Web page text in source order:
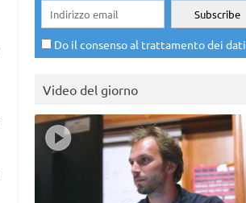
Do il consenso al trattamento dei dati
Video del giorno